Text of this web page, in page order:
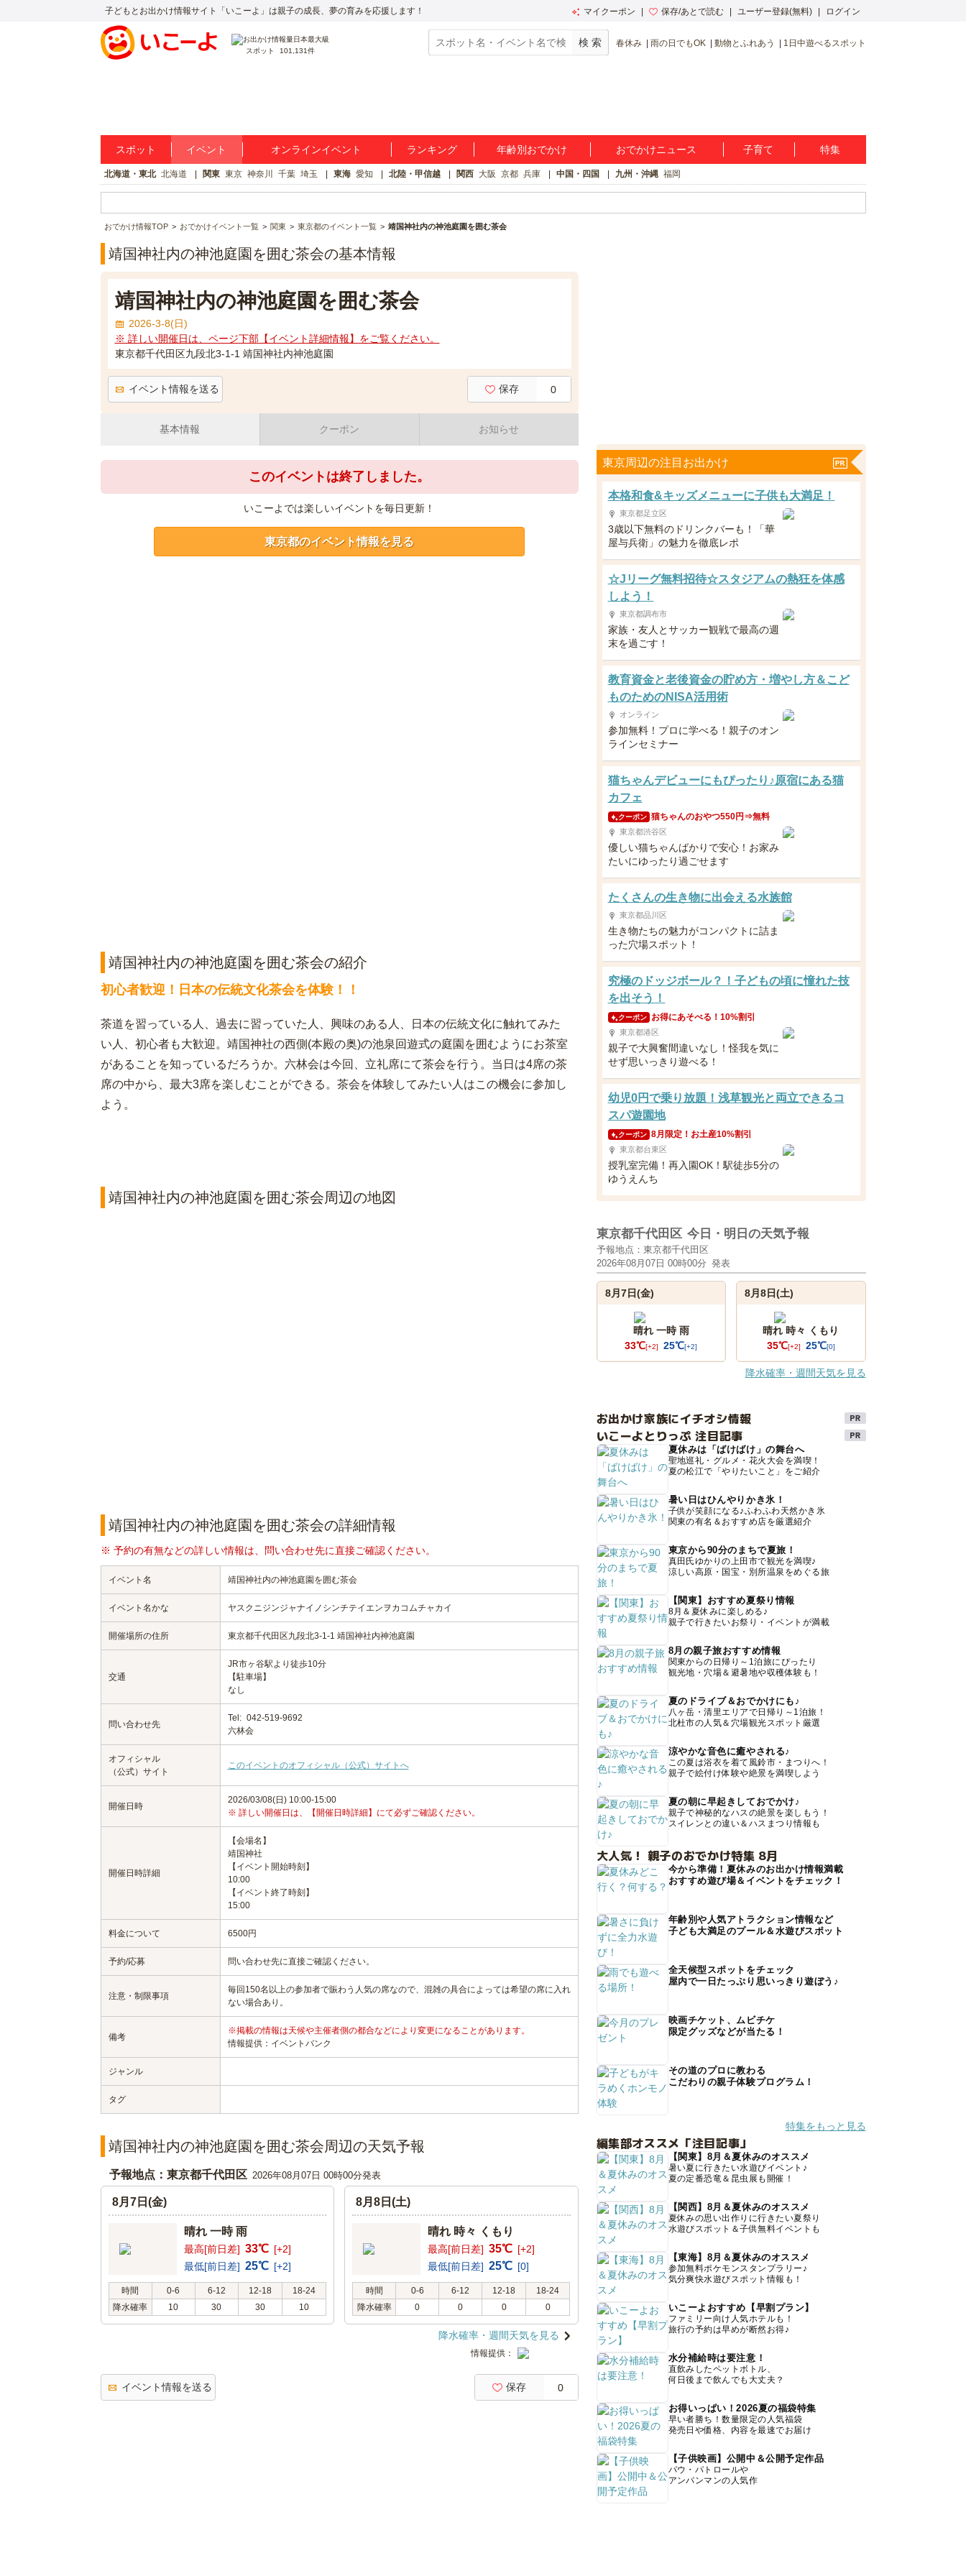
子どもとお出かけ情報サイト「いこーよ」は親子の成長、夢の育みを応援します！ マイクーポン 保存/あとで読む ユーザー登録(無料) ログイン
スポット 101,131件
春休み 雨の日でもOK 動物とふれあう 1日中遊べるスポット
スポット イベント オンラインイベント ランキング 年齢別おでかけ おでかけニュース 子育て 特集
北海道・東北 北海道 関東 東京 神奈川 千葉 埼玉 東海 愛知 北陸・甲信越 関西 大阪 京都 兵庫 中国・四国 九州・沖縄 福岡
おでかけ情報TOP おでかけイベント一覧 関東 東京都のイベント一覧 靖国神社内の神池庭園を囲む茶会
靖国神社内の神池庭園を囲む茶会の基本情報
靖国神社内の神池庭園を囲む茶会
2026-3-8(日)
※ 詳しい開催日は、ページ下部【イベント詳細情報】をご覧ください。
東京都千代田区九段北3-1-1 靖国神社内神池庭園
イベント情報を送る 保存 0
基本情報 クーポン お知らせ
このイベントは終了しました。
いこーよでは楽しいイベントを毎日更新！
東京都のイベント情報を見る
靖国神社内の神池庭園を囲む茶会の紹介
初心者歓迎！日本の伝統文化茶会を体験！！
茶道を習っている人、過去に習っていた人、興味のある人、日本の伝統文化に触れてみた
い人、初心者も大歓迎。靖国神社の西側(本殿の奥)の池泉回遊式の庭園を囲むようにお茶室
があることを知っているだろうか。六林会は今回、立礼席にて茶会を行う。当日は4席の茶
席の中から、最大3席を楽しむことができる。茶会を体験してみたい人はこの機会に参加し
よう。
靖国神社内の神池庭園を囲む茶会周辺の地図
靖国神社内の神池庭園を囲む茶会の詳細情報
※ 予約の有無などの詳しい情報は、問い合わせ先に直接ご確認ください。
イベント名 靖国神社内の神池庭園を囲む茶会
イベント名かな ヤスクニジンジャナイノシンチテイエンヲカコムチャカイ
開催場所の住所 東京都千代田区九段北3-1-1 靖国神社内神池庭園
交通
JR市ヶ谷駅より徒歩10分
【駐車場】
なし
問い合わせ先
Tel: 042-519-9692
六林会
オフィシャル
（公式）サイト
このイベントのオフィシャル（公式）サイトへ
開催日時
2026/03/08(日) 10:00-15:00
※ 詳しい開催日は、【開催日時詳細】にて必ずご確認ください。
開催日時詳細
【会場名】
靖国神社
【イベント開始時刻】
10:00
【イベント終了時刻】
15:00
料金について 6500円
予約/応募 問い合わせ先に直接ご確認ください。
注意・制限事項
毎回150名以上の参加者で賑わう人気の席なので、混雑の具合によっては希望の席に入れ
ない場合あり。
備考
※掲載の情報は天候や主催者側の都合などにより変更になることがあります。
情報提供：イベントバンク
ジャンル
タグ
靖国神社内の神池庭園を囲む茶会周辺の天気予報
予報地点：東京都千代田区 2026年08月07日 00時00分発表
8月7日(金)
晴れ 一時 雨
最高[前日差] 33℃ [+2]
最低[前日差] 25℃ [+2]
時間 0-6 6-12 12-18
18-24
降水確率
10 30 30 10
8月8日(土)
晴れ 時々 くもり
最高[前日差] 35℃ [+2]
最低[前日差] 25℃ [0]
時間 0-6 6-12 12-18
18-24
降水確率
0 0 0 0
降水確率・週間天気を見る
情報提供：
イベント情報を送る 保存 0
東京周辺の注目お出かけ
本格和食&キッズメニューに子供も大満足！
東京都足立区
3歳以下無料のドリンクバーも！「華
屋与兵衛」の魅力を徹底レポ
☆Jリーグ無料招待☆スタジアムの熱狂を体感
しよう！
東京都調布市
家族・友人とサッカー観戦で最高の週
末を過ごす！
教育資金と老後資金の貯め方・増やし方＆こど
ものためのNISA活用術
オンライン
参加無料！プロに学べる！親子のオン
ラインセミナー
猫ちゃんデビューにもぴったり♪原宿にある猫
カフェ
クーポン 猫ちゃんのおやつ550円⇒無料
東京都渋谷区
優しい猫ちゃんばかりで安心！お家み
たいにゆったり過ごせます
たくさんの生き物に出会える水族館
東京都品川区
生き物たちの魅力がコンパクトに詰ま
った穴場スポット！
究極のドッジボール？！子どもの頃に憧れた技
を出そう！
クーポン お得にあそべる！10%割引
東京都港区
親子で大興奮間違いなし！怪我を気に
せず思いっきり遊べる！
幼児0円で乗り放題！浅草観光と両立できるコ
スパ遊園地
クーポン 8月限定！お土産10%割引
東京都台東区
授乳室完備！再入園OK！駅徒歩5分の
ゆうえんち
東京都千代田区 今日・明日の天気予報
予報地点：東京都千代田区
2026年08月07日 00時00分 発表
8月7日(金)
晴れ 一時 雨
33℃[+2] 25℃[+2]
8月8日(土)
晴れ 時々 くもり
35℃[+2] 25℃[0]
降水確率・週間天気を見る
お出かけ家族にイチオシ情報
いこーよとりっぷ 注目記事
夏休みは「ばけばけ」の舞台へ
聖地巡礼・グルメ・花火大会を満喫！
夏の松江で「やりたいこと」をご紹介
暑い日はひんやりかき氷！
子供が笑顔になる♪ふわふわ天然かき氷
関東の有名＆おすすめ店を厳選紹介
東京から90分のまちで夏旅！
真田氏ゆかりの上田市で観光を満喫♪
涼しい高原・国宝・別所温泉をめぐる旅
【関東】おすすめ夏祭り情報
8月＆夏休みに楽しめる♪
親子で行きたいお祭り・イベントが満載
8月の親子旅おすすめ情報
関東からの日帰り～1泊旅にぴったり
観光地・穴場＆避暑地や収穫体験も！
夏のドライブ＆おでかけにも♪
八ヶ岳・清里エリアで日帰り～1泊旅！
北杜市の人気＆穴場観光スポット厳選
涼やかな音色に癒やされる♪
この夏は浴衣を着て風鈴市・まつりへ！
親子で絵付け体験や絶景を満喫しよう
夏の朝に早起きしておでかけ♪
親子で神秘的なハスの絶景を楽しもう！
スイレンとの違い＆ハスまつり情報も
大人気！ 親子のおでかけ特集 8月
今から準備！夏休みのお出かけ情報満載
おすすめ遊び場＆イベントをチェック！
年齢別や人気アトラクション情報など
子ども大満足のプール＆水遊びスポット
全天候型スポットをチェック
屋内で一日たっぷり思いっきり遊ぼう♪
映画チケット、ムビチケ
限定グッズなどが当たる！
その道のプロに教わる
こだわりの親子体験プログラム！
特集をもっと見る
編集部オススメ「注目記事」
【関東】8月＆夏休みのオススメ
暑い夏に行きたい水遊びイベント♪
夏の定番恐竜＆昆虫展も開催！
【関西】8月＆夏休みのオススメ
夏休みの思い出作りに行きたい夏祭り
水遊びスポット＆子供無料イベントも
【東海】8月＆夏休みのオススメ
参加無料ポケモンスタンプラリー♪
気分爽快水遊びスポット情報も！
いこーよおすすめ【早割プラン】
ファミリー向け人気ホテルも！
旅行の予約は早めが断然お得♪
水分補給時は要注意！
直飲みしたペットボトル、
何日後まで飲んでも大丈夫？
お得いっぱい！2026夏の福袋特集
早い者勝ち！数量限定の人気福袋
発売日や価格、内容を最速でお届け
【子供映画】公開中＆公開予定作品
パウ・パトロールや
アンパンマンの人気作